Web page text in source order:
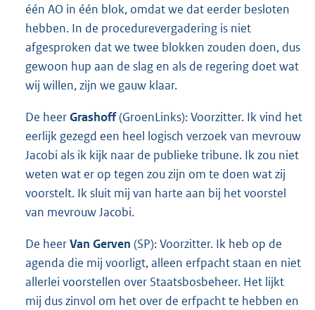
één AO in één blok, omdat we dat eerder besloten
hebben. In de procedurevergadering is niet
afgesproken dat we twee blokken zouden doen, dus
gewoon hup aan de slag en als de regering doet wat
wij willen, zijn we gauw klaar.
De heerGrashoff(GroenLinks): Voorzitter. Ik vind het
eerlijk gezegd een heel logisch verzoek van mevrouw
Jacobi als ik kijk naar de publieke tribune. Ik zou niet
weten wat er op tegen zou zijn om te doen wat zij
voorstelt. Ik sluit mij van harte aan bij het voorstel
van mevrouw Jacobi.
De heerVan Gerven (SP): Voorzitter. Ik heb op de
agenda die mij voorligt, alleen erfpacht staan en niet
allerlei voorstellen over Staatsbosbeheer. Het lijkt
mij dus zinvol om het over de erfpacht te hebben en